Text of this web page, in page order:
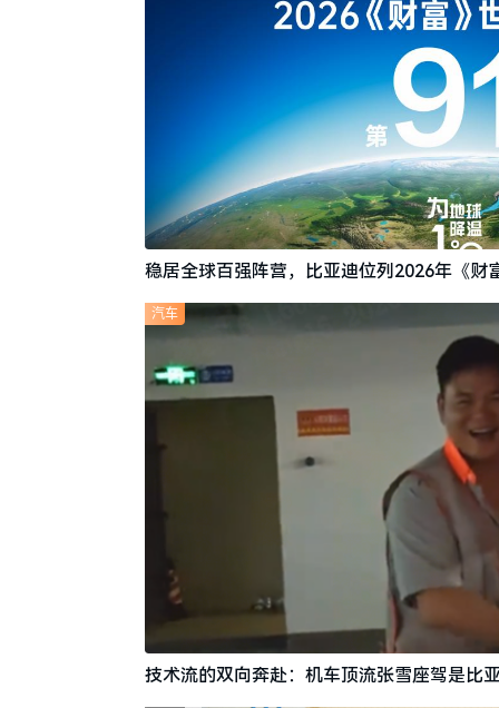
稳居全球百强阵营，比亚迪位列2026年《财
技术流的双向奔赴：机车顶流张雪座驾是比
汽车